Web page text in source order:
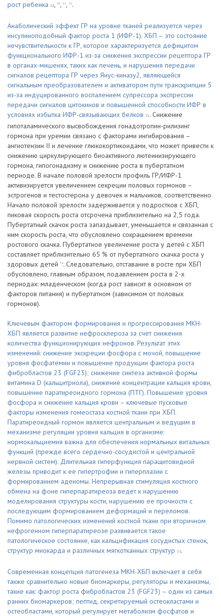
рост ребенка 29, 30, 31, 32 .
Анаболический эффект ГР на уровне тканей реализуется через
инсулиноподобный фактор роста 1 (ИФР-1). ХБП – это состояние
нечувствительности к ГР, которое характеризуется дефицитом
функционального ИФР-1 из-за снижения экспрессии рецептора ГР
в органах-мишенях, таких как печень, и нарушения передачи
сигналов рецептора ГР через Янус-киназу2, являющейся
сигнальным преобразователем и активатором пути транскрипции 5
из-за индуцированного воспалением супрессора экспрессии
передачи сигналов цитокинов и повышенной способности ИФР в
условиях избытка ИФР-связывающих белков 33 . Снижение
гипоталамического высвобождения гонадотропин-рилизинг
гормона при уремии связано с факторами ингибирования –
ангиотензин II и лечение глюкокортикоидами, что может привести к
снижению циркулирующего биоактивного лютеинизирующего
гормона, гипогонадизму и снижению роста в пубертатном
периоде. В начале половой зрелости профиль ГР/ИФР-1
активизируется увеличением секреции половых гормонов –
эстрогенов и тестостерона у девочек и мальчиков, соответственно.
Начало половой зрелости задерживается у подростков с ХБП,
пиковая скорость роста отсрочена приблизительно на 2,5 года.
Пубертатный скачок роста запаздывает, уменьшается и связанная с
ним скорость роста, что обусловлено сокращением времени
ростового скачка. Пубертатное увеличение роста у детей с ХБП
составляет приблизительно 65 % от пубертатного скачка роста у
здоровых детей
34. Следовательно, отставание в росте при ХБП
обусловлено, главным образом, подавлением роста в 2-х
периодах: младенческом (когда рост зависит в основном от
факторов питания) и пубертатном (зависимом от половых
гормонов).
Ключевым фактором формирования и прогрессирования МКН-
ХБП является развитие нефросклероза за счет снижения
количества функционирующих нефронов. Результат этих
изменений: снижение экскреции фосфора с мочой, повышение
уровня фосфатемии и повышение продукции фактора роста
фибробластов 23 (FGF23); снижение синтеза активной формы
витамина D (кальцитриола), снижение концентрации кальция крови,
повышение паратиреоидного гормона (ПТГ). Повышение уровня
фосфора и снижение кальция крови – ключевые пусковые
факторы изменения гомеостаза костной ткани при ХБП.
Паратиреоидный гормон является центральным и ведущим в
механизме регуляции уровня кальция в организме:
нормокальциемия важна для обеспечения нормальных витальных
функций (прежде всего сердечно-сосудистой и центральной
нервной систем). Длительная гиперфункция паращитовидной
железы приводит к ее гипертрофии и гиперплазии с
формированием аденомы. Непрерывная стимуляция костного
обмена на фоне гиперпаратиреоза ведет к нарушению
моделирования структуры кости, нарушению ее прочности с
последующим формированием деформаций и переломов.
Помимо патологических изменений костной ткани при вторичном
нефрогенном гиперпаратиреозе развивается такое
патологическое состояние, как кальцификация сосудистых стенок,
структур миокарда и различных мягкотканных структур 35.
Современная концепция патогенеза МКН-ХБП включает в себя
также сравнительно новые биомаркеры, регуляторы и механизмы,
такие как: фактор роста фибробластов 23 (FGF23) – один из самых
ранних биомаркеров; пептид, секретируемый остеокластами и
остеобластами, который регулирует метаболизм фосфатов и